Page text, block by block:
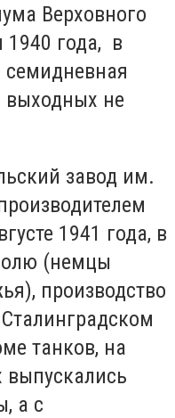
Верховного
1940 года, в
выходных не
завод им.
1941 года, в
(немцы
производство
танков, на
выпускались
а с